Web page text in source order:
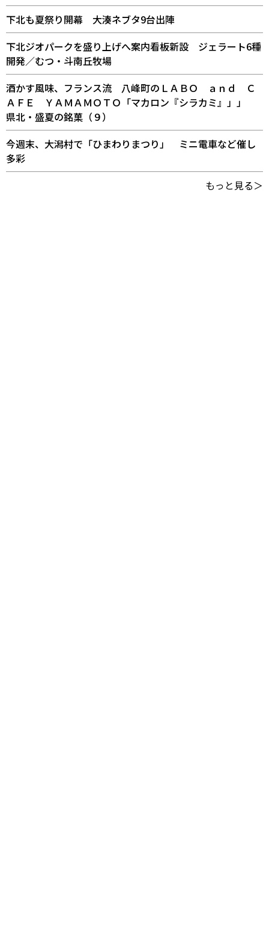
下北も夏祭り開幕 大湊ネブタ9台出陣
下北ジオパークを盛り上げへ案内看板新設 ジェラート6種
開発／むつ・斗南丘牧場
酒かす風味、フランス流 八峰町のＬＡＢＯ ａｎｄ Ｃ
ＡＦＥ ＹＡＭＡＭＯＴＯ「マカロン『シラカミ』」」
県北・盛夏の銘菓（９）
今週末、大潟村で「ひまわりまつり」 ミニ電車など催し
多彩
もっと見る＞